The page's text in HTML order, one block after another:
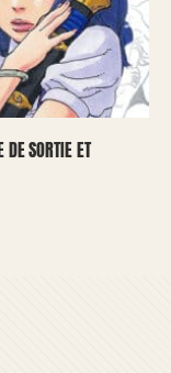
SORTIE ET